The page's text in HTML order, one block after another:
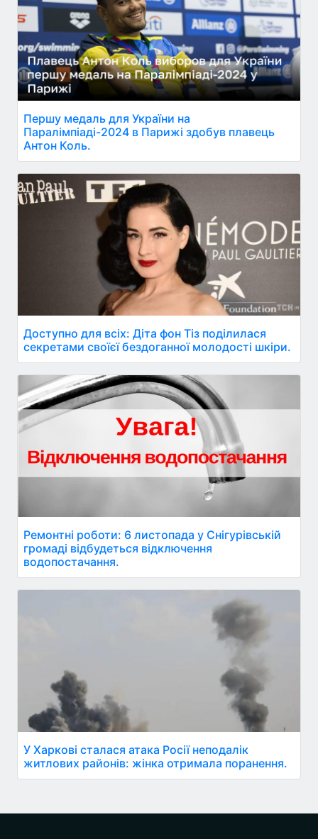
Першу медаль для України на
Паралімпіаді-2024 в Парижі здобув плавець
Антон Коль.
Доступно для всіх: Діта фон Тіз поділилася
секретами своїєї бездоганної молодості шкіри.
Ремонтні роботи: 6 листопада у Снігурівській
громаді відбудеться відключення
водопостачання.
У Харкові сталася атака Росії неподалік
житлових районів: жінка отримала поранення.